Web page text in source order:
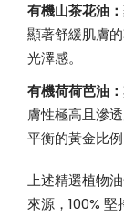
有機山茶花油：
顯著舒緩肌膚
光澤感。
有機荷荷芭油：
膚性極高且滲
平衡的黃金比例
上述精選植物
來源，100%